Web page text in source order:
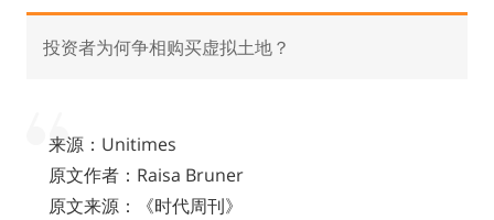
投资者为何争相购买虚拟土地？
来源：Unitimes
原文作者：Raisa Bruner
原文来源：《时代周刊》